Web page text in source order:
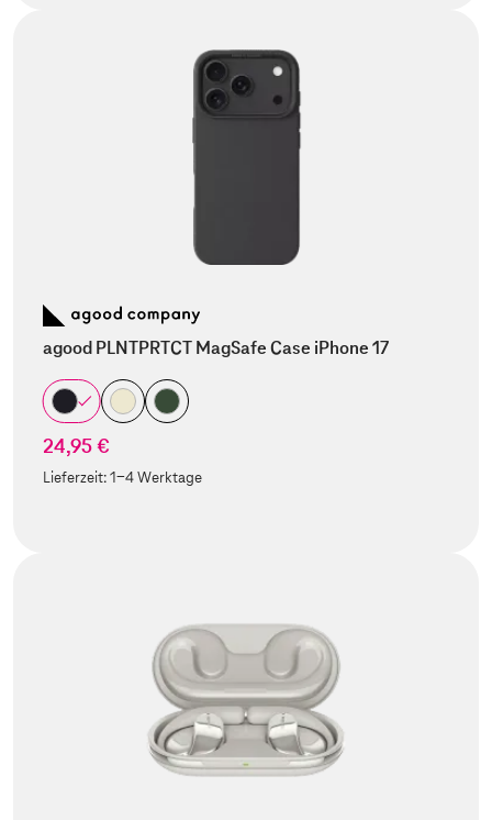
agood PLNTPRTCT MagSafe Case iPhone 17
24,95 €
Lieferzeit:1-4 Werktage